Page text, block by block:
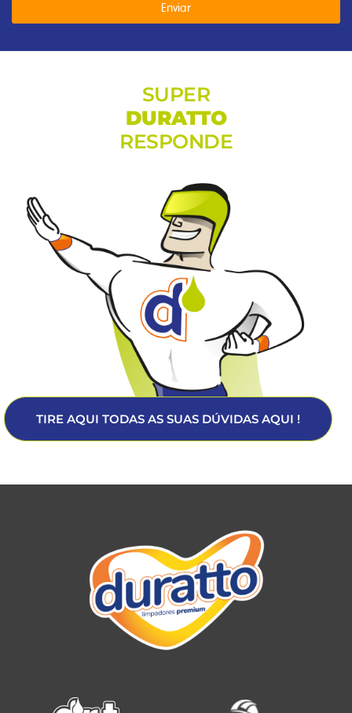
Enviar
SUPER
DURATTO
RESPONDE
TIRE AQUI TODAS AS SUAS DÚVIDAS AQUI !